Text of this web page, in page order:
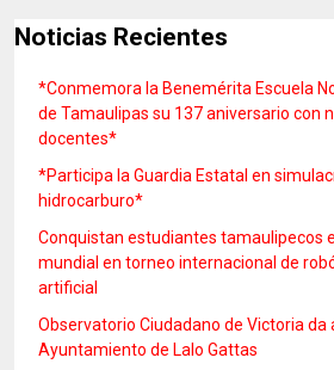
Noticias Recientes
*Conmemora la Benemérita Escuela
de Tamaulipas su 137 aniversario con
docentes*
*Participa la Guardia Estatal en
hidrocarburo*
Conquistan estudiantes tamaulipecos
mundial en torneo internacional de
artificial
Observatorio Ciudadano de Victoria da
Ayuntamiento de Lalo Gattas